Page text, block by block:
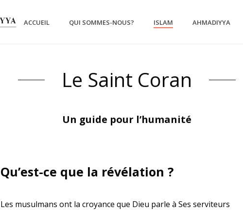
ACCUEIL QUI SOMMES-NOUS? ISLAM AHMADIYYA
Le Saint Coran
Un guide pour l’humanité
Qu’est-ce que la révélation ?
Les musulmans ont la croyance que Dieu parle à Ses serviteurs